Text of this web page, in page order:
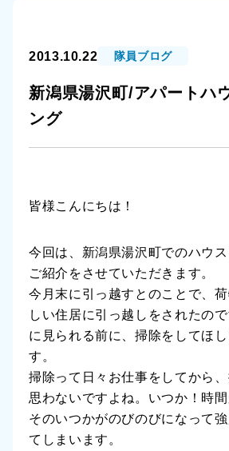
2013.10.22 隊員ブログ
新潟県湯沢町/アパートハ
ング
皆様こんにちは！
今回は、新潟県湯沢町でのハウ
ご紹介をさせていただきます。
今月末に引っ越すとのことで、
しい住居に引っ越しをされたの
に見られる前に、掃除をしてほ
す。
掃除って日々お仕事をしてから
思わないですよね。いつか！時間
そのいつかがのびのびになって
てしまいます。